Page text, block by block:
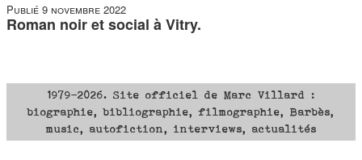
Publié 9 novembre 2022
Roman noir et social à Vitry.
1979-2026. Site officiel de Marc Villard :
biographie, bibliographie, filmographie, Barbès,
music, autofiction, interviews, actualités